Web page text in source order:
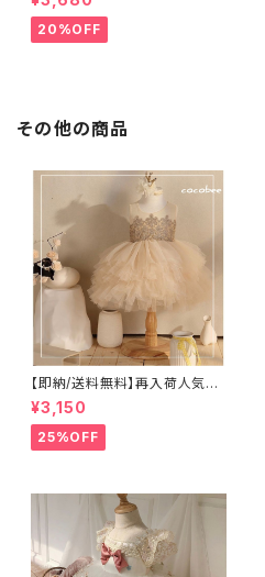
スロング丈ドレスリングガールフ
ラワーガール コンクール 女の子
ドレス結婚式コンクール衣装結
20%OFF
その他の商品
【即納/送料無料】再入荷人気女
の子ドレス刺繍 ベビードレス
チュールスカート 子供ワンピー
スプリンセスドレス 女の子ドレ
ス セレモニーお誕生日結婚式
¥3,150
25%OFF